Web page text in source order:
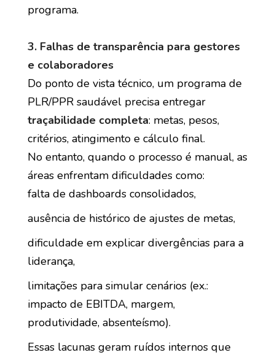
programa.
3. Falhas de transparência para gestores
e colaboradores
Do ponto de vista técnico, um programa de
PLR/PPR saudável precisa entregar
traçabilidade completa: metas, pesos,
critérios, atingimento e cálculo final.
No entanto, quando o processo é manual, as
áreas enfrentam dificuldades como:
falta de dashboards consolidados,
ausência de histórico de ajustes de metas,
dificuldade em explicar divergências para a
liderança,
limitações para simular cenários (ex.:
impacto de EBITDA, margem,
produtividade, absenteísmo).
Essas lacunas geram ruídos internos que